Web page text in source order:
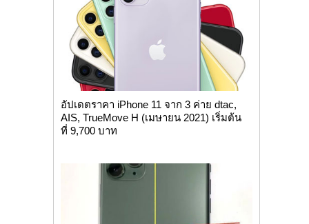
อัปเดตราคา iPhone 11 จาก 3 ค่าย dtac,
AIS, TrueMove H (เมษายน 2021) เริ่มต้น
ที่ 9,700 บาท